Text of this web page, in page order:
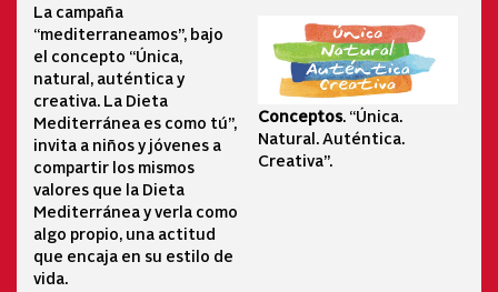
La campaña
“mediterraneamos”, bajo
el concepto “Única,
natural, auténtica y
creativa. La Dieta
Mediterránea es como tú”,
invita a niños y jóvenes a
compartir los mismos
valores que la Dieta
Mediterránea y verla como
algo propio, una actitud
que encaja en su estilo de
vida.
Conceptos. “Única.
Natural. Auténtica.
Creativa”.